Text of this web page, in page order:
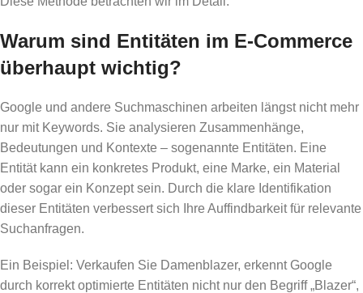
Warum sind Entitäten im E-Commerce
überhaupt wichtig?
Google und andere Suchmaschinen arbeiten längst nicht mehr
nur mit Keywords. Sie analysieren Zusammenhänge,
Bedeutungen und Kontexte – sogenannte Entitäten. Eine
Entität kann ein konkretes Produkt, eine Marke, ein Material
oder sogar ein Konzept sein. Durch die klare Identifikation
dieser Entitäten verbessert sich Ihre Auffindbarkeit für relevante
Suchanfragen.
Ein Beispiel: Verkaufen Sie Damenblazer, erkennt Google
durch korrekt optimierte Entitäten nicht nur den Begriff „Blazer“,